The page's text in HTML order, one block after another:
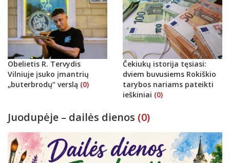
Obelietis R. Tervydis
Vilniuje įsuko įmantrių
„buterbrodų“ verslą (0)
Čekiukų istorija tęsiasi:
dviem buvusiems Rokiškio
tarybos nariams pateikti
ieškiniai (0)
Juodupėje – dailės dienos (0)